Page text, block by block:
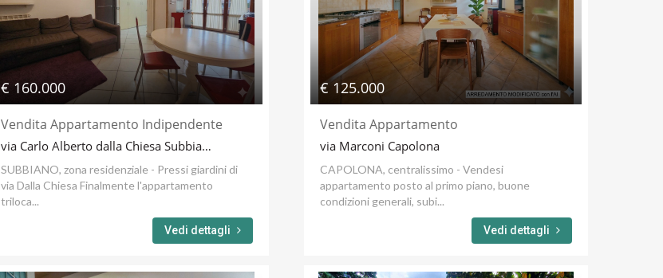
€ 160.000
Vendita Appartamento Indipendente
via Carlo Alberto dalla Chiesa Subbiano
SUBBIANO, zona residenziale - Pressi giardini di
via Dalla Chiesa Finalmente l'appartamento
triloca...
Vedi dettagli
€ 125.000
Vendita Appartamento
via Marconi Capolona
CAPOLONA, centralissimo - Vendesi
appartamento posto al primo piano, buone
condizioni generali, subi...
Vedi dettagli